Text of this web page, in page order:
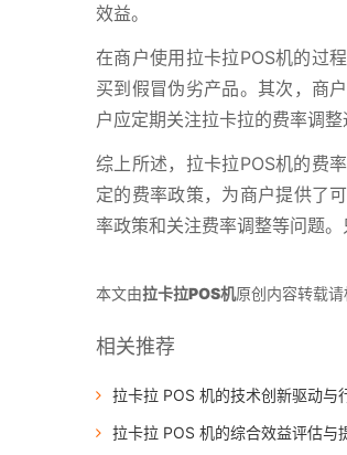
效益。
在商户使用拉卡拉POS机的过
买到假冒伪劣产品。其次，商
户应定期关注拉卡拉的费率调
综上所述，拉卡拉POS机的费
定的费率政策，为商户提供了
率政策和关注费率调整等问题
本文由拉卡拉POS机原创内容转载请
相关推荐
拉卡拉 POS 机的技术创新驱动与
拉卡拉 POS 机的综合效益评估与